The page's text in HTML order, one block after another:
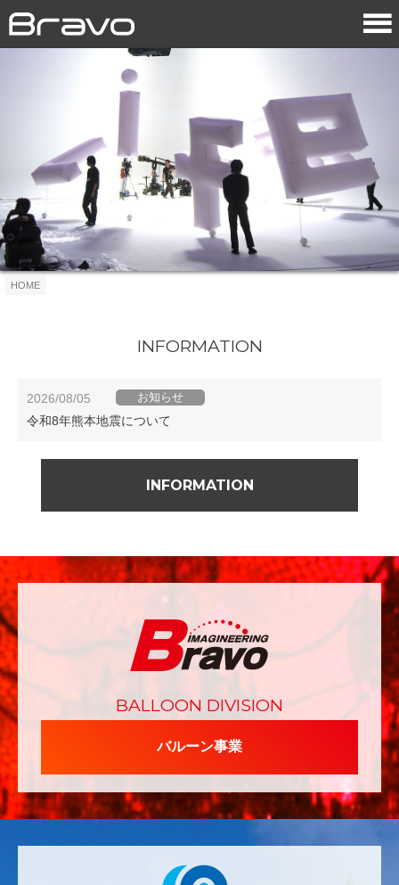
HOME
INFORMATION
2026/08/05 お知らせ
令和8年熊本地震について
INFORMATION
BALLOON DIVISION
バルーン事業